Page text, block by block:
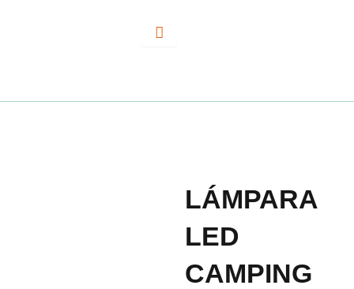
LÁMPARA
LED
CAMPING